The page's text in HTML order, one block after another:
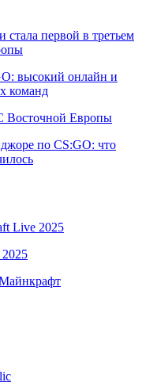
стала первой в третьем
высокий онлайн и
команд
Восточной Европы
по CS:GO: что
Live 2025